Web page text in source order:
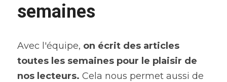
semaines
Avec l'équipe, on écrit des articles
toutes les semaines pour le plaisir de
nos lecteurs. Cela nous permet aussi de